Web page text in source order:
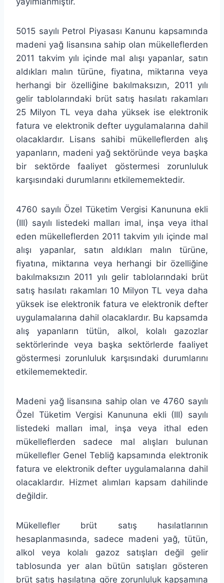
5015 sayılı Petrol Piyasası Kanunu kapsamında
madeni yağ lisansına sahip olan mükelleflerden
2011 takvim yılı içinde mal alışı yapanlar, satın
aldıkları malın türüne, fiyatına, miktarına veya
herhangi bir özelliğine bakılmaksızın, 2011 yılı
gelir tablolarındaki brüt satış hasılatı rakamları
25 Milyon TL veya daha yüksek ise elektronik
fatura ve elektronik defter uygulamalarına dahil
olacaklardır. Lisans sahibi mükelleflerden alış
yapanların, madeni yağ sektöründe veya başka
bir sektörde faaliyet göstermesi zorunluluk
karşısındaki durumlarını etkilememektedir.
4760 sayılı Özel Tüketim Vergisi Kanununa ekli
(III) sayılı listedeki malları imal, inşa veya ithal
eden mükelleflerden 2011 takvim yılı içinde mal
alışı yapanlar, satın aldıkları malın türüne,
fiyatına, miktarına veya herhangi bir özelliğine
bakılmaksızın 2011 yılı gelir tablolarındaki brüt
satış hasılatı rakamları 10 Milyon TL veya daha
yüksek ise elektronik fatura ve elektronik defter
uygulamalarına dahil olacaklardır. Bu kapsamda
alış yapanların tütün, alkol, kolalı gazozlar
sektörlerinde veya başka sektörlerde faaliyet
göstermesi zorunluluk karşısındaki durumlarını
etkilememektedir.
Madeni yağ lisansına sahip olan ve 4760 sayılı
Özel Tüketim Vergisi Kanununa ekli (III) sayılı
listedeki malları imal, inşa veya ithal eden
mükelleflerden sadece mal alışları bulunan
mükellefler Genel Tebliğ kapsamında elektronik
fatura ve elektronik defter uygulamalarına dahil
olacaklardır. Hizmet alımları kapsam dahilinde
değildir.
Mükellefler brüt satış hasılatlarının
hesaplanmasında, sadece madeni yağ, tütün,
alkol veya kolalı gazoz satışları değil gelir
tablosunda yer alan bütün satışları gösteren
brüt satış hasılatına göre zorunluluk kapsamına